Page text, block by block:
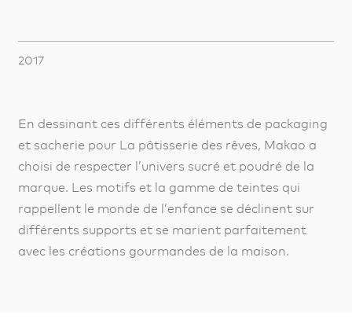
2017
En dessinant ces différents éléments de packaging
et sacherie pour La pâtisserie des rêves, Makao a
choisi de respecter l’univers sucré et poudré de la
marque. Les motifs et la gamme de teintes qui
rappellent le monde de l’enfance se déclinent sur
différents supports et se marient parfaitement
avec les créations gourmandes de la maison.